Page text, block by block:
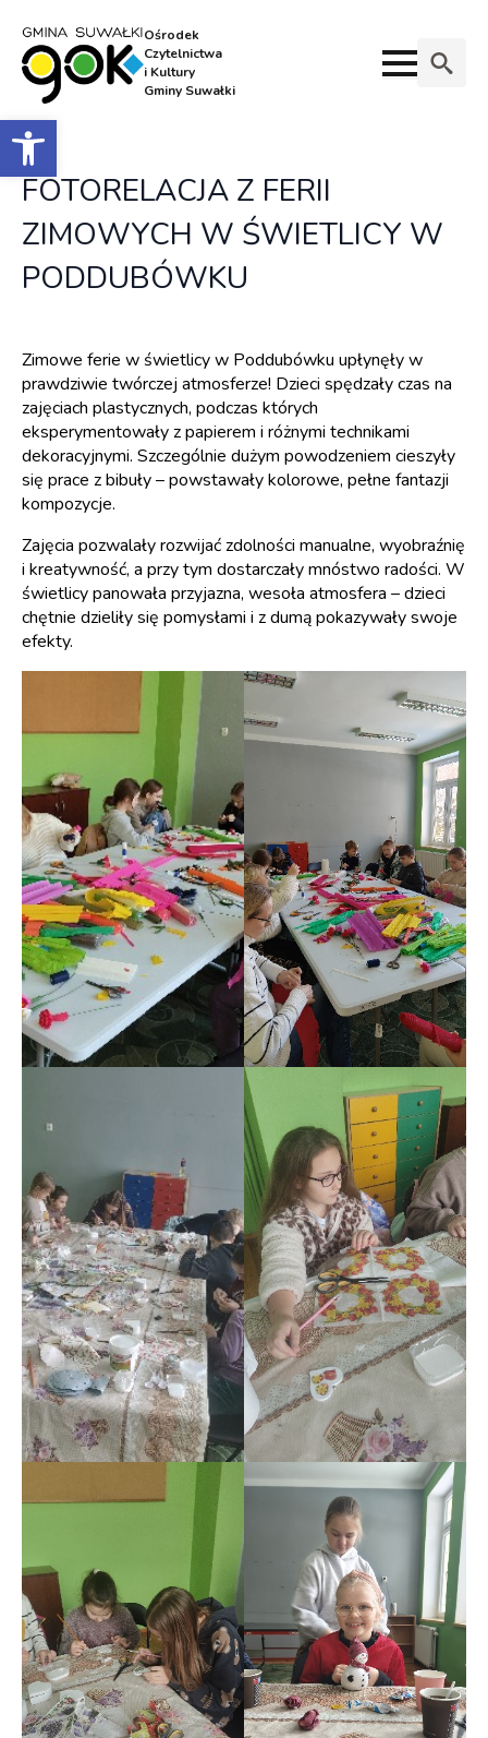
Otwórz pasek narzędzi
Ośrodek
Czytelnictwa
i Kultury
Gminy Suwałki
FOTORELACJA Z FERII
ZIMOWYCH W ŚWIETLICY W
PODDUBÓWKU
Zimowe ferie w świetlicy w Poddubówku upłynęły w
prawdziwie twórczej atmosferze! Dzieci spędzały czas na
zajęciach plastycznych, podczas których
eksperymentowały z papierem i różnymi technikami
dekoracyjnymi. Szczególnie dużym powodzeniem cieszyły
się prace z bibuły – powstawały kolorowe, pełne fantazji
kompozycje.
Zajęcia pozwalały rozwijać zdolności manualne, wyobraźnię
i kreatywność, a przy tym dostarczały mnóstwo radości. W
świetlicy panowała przyjazna, wesoła atmosfera – dzieci
chętnie dzieliły się pomysłami i z dumą pokazywały swoje
efekty.